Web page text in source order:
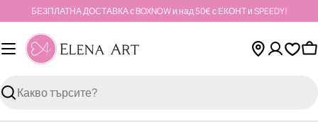
съдържанието
БЕЗПЛАТНА ДОСТАВКА с BOXNOW и над 50€ с ЕКОНТ и SPEEDY!
Търсене